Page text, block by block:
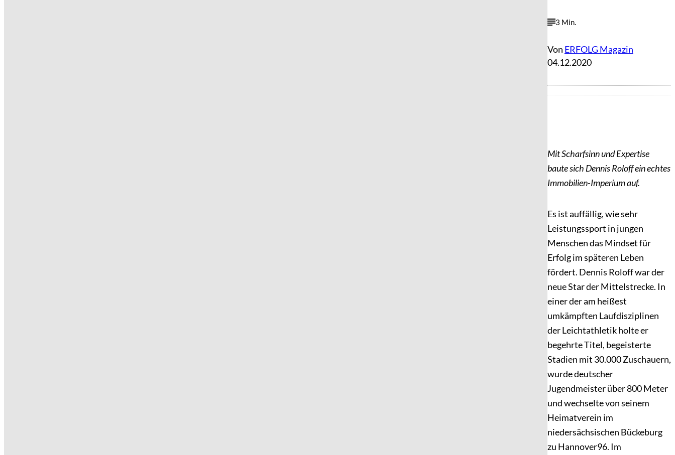
3 Min.
Von ERFOLG Magazin
04.12.2020
Mit Scharfsinn und Expertise
baute sich Dennis Roloff ein echtes
Immobilien-Imperium auf.
Es ist auffällig, wie sehr
Leistungs­sport in jungen
Menschen das Mindset für
Erfolg im späteren Leben
fördert. Dennis Roloff war der
neue Star der Mittelstrecke. In
einer der am heißest
umkämpften Laufdisziplinen
der Leichtathletik holte er
begehrte Titel, begeisterte
Stadien mit 30.000 Zuschauern,
wurde deutscher
Jugendmeister über 800 Meter
und wechselte von seinem
Heimatverein im
niedersächsischen Bückeburg
zu Hannover96. Im